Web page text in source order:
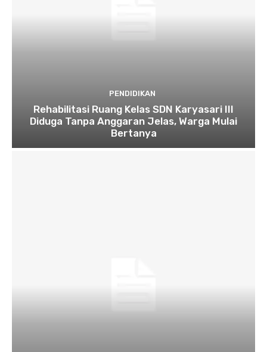
PENDIDIKAN
Rehabilitasi Ruang Kelas SDN Karyasari III
Diduga Tanpa Anggaran Jelas, Warga Mulai
Bertanya